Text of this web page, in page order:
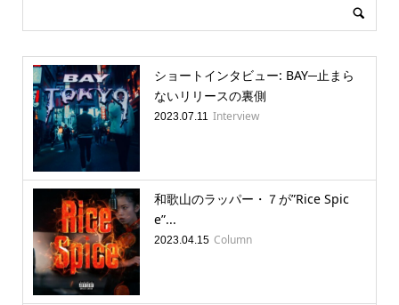
ショートインタビュー: BAY─止まら
ないリリースの裏側
2023.07.11 Interview
和歌山のラッパー・７が”Rice Spic
e”...
2023.04.15 Column